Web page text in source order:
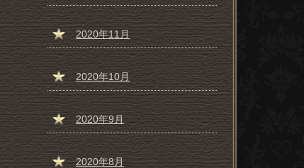
2020年11月
2020年10月
2020年9月
2020年8月